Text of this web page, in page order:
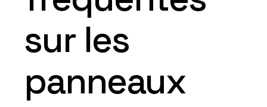
sur les
panneaux